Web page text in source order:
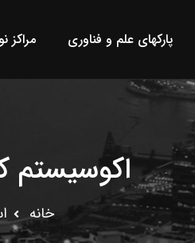
پارکهای علم و فناوری مراکز
اکوسیستم
خانه